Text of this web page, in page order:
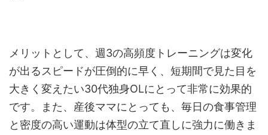
メリットとして、週3の高頻度トレーニングは変化
が出るスピードが圧倒的に早く、短期間で見た目を
大きく変えたい30代独身OLにとって非常に効果的
です。また、産後ママにとっても、毎日の食事管理
と密度の高い運動は体型の立て直しに強力に働きま